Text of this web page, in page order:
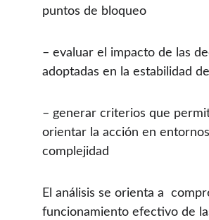
puntos de bloqueo
– evaluar el impacto de las
adoptadas en la estabilidad
– generar criterios que
orientar la acción en
complejidad
El análisis se orienta a
funcionamiento efectivo de